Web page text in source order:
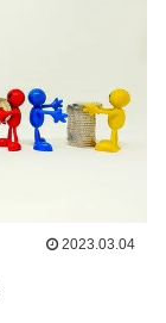
2023.03.04